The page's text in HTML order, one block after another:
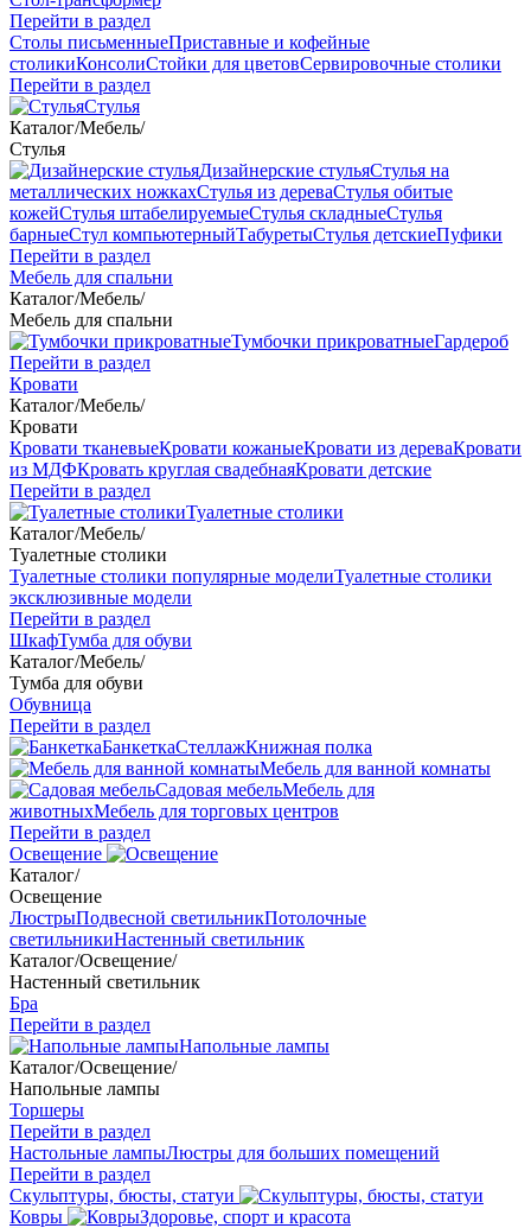
Перейти в раздел
Столы письменныеПриставные и кофейные
столикиКонсолиСтойки для цветовСервировочные столики
Перейти в раздел
Стулья
Каталог/Мебель/
Стулья
Дизайнерские стульяСтулья на
металлических ножкахСтулья из дереваСтулья обитые
кожейСтулья штабелируемыеСтулья складныеСтулья
барныеСтул компьютерныйТабуретыСтулья детскиеПуфики
Перейти в раздел
Мебель для спальни
Каталог/Мебель/
Мебель для спальни
Тумбочки прикроватныеГардероб
Перейти в раздел
Кровати
Каталог/Мебель/
Кровати
Кровати тканевыеКровати кожаныеКровати из дереваКровати
из МДФКровать круглая свадебнаяКровати детские
Перейти в раздел
Туалетные столики
Каталог/Мебель/
Туалетные столики
Туалетные столики популярные моделиТуалетные столики
эксклюзивные модели
Перейти в раздел
ШкафТумба для обуви
Каталог/Мебель/
Тумба для обуви
Обувница
Перейти в раздел
БанкеткаСтеллажКнижная полка
Мебель для ванной комнаты
Садовая мебельМебель для
животныхМебель для торговых центров
Перейти в раздел
Освещение
Каталог/
Освещение
ЛюстрыПодвесной светильникПотолочные
светильникиНастенный светильник
Каталог/Освещение/
Настенный светильник
Бра
Перейти в раздел
Напольные лампы
Каталог/Освещение/
Напольные лампы
Торшеры
Перейти в раздел
Настольные лампыЛюстры для больших помещений
Перейти в раздел
Скульптуры, бюсты, статуи
Ковры
Здоровье, спорт и красота